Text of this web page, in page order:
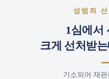
성범죄
1심에서
크게 선처받
기소되어 재